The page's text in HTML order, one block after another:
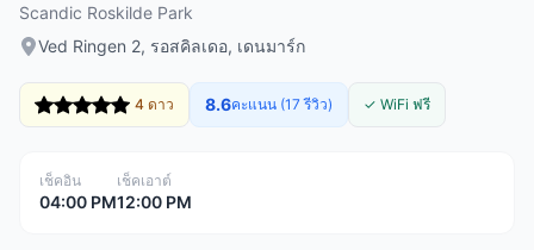
Scandic Roskilde Park
Ved Ringen 2, รอสคิลเดอ, เดนมาร์ก
4 ดาว 8.6คะแนน (17 รีวิว) ✓ WiFi ฟรี
เช็คอิน
04:00 PM
เช็คเอาต์
12:00 PM